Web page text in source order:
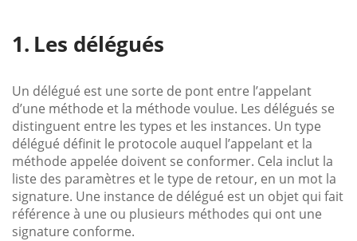
Les délégués
Un délégué est une sorte de pont entre l’appelant
d’une méthode et la méthode voulue. Les délégués se
distinguent entre les types et les instances. Un type
délégué définit le protocole auquel l’appelant et la
méthode appelée doivent se conformer. Cela inclut la
liste des paramètres et le type de retour, en un mot la
signature. Une instance de délégué est un objet qui fait
référence à une ou plusieurs méthodes qui ont une
signature conforme.